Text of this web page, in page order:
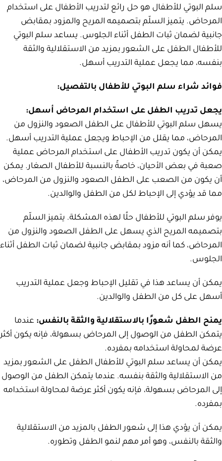
سلم البوتي للأطفال هو حل رائع لتدريب الأطفال على استخدام
المرحاض. يتميز السلّم بتصميمه المريح والمزود بمقابض
جانبية لضمان ثبات الطفل أثناء الجلوس. يساعد سلم البوتي
للأطفال الطفل على الشعور بمزيد من الاستقلالية والثقة
بنفسه، مما يجعل عملية التدريب أسهل.
فوائد شراء سلم البوتي للأطفال بالتفصيل:
يجعل تدريب الطفل على استخدام المرحاض أسهل:
يسهل سلم البوتي للأطفال على الطفل الصعود والنزول من
المرحاض، مما يقلل من الإحباط ويجعل عملية التدريب أسهل.
يمكن أن يكون تدريب الأطفال على استخدام المرحاض عملية
صعبة في بعض الأحيان، خاصةً بالنسبة للأطفال الصغار. يمكن
أن يكون من الصعب على الطفل الصعود والنزول من المرحاض،
مما قد يؤدي إلى الإحباط لكل من الطفل والوالدين.
يوفر سلم البوتي للأطفال حلًا لهذه المشكلة. يتميز السلّم
بتصميمه المريح الذي يسهل على الطفل الصعود والنزول من
المرحاض، كما أنه مزود بمقابض جانبية لضمان ثبات الطفل أثناء
الجلوس.
يمكن أن يساعد هذا في تقليل الإحباط وجعل عملية التدريب
أسهل على كل من الطفل والوالدين.
يمنح الطفل شعورًا بالاستقلالية والثقة بالنفس: عندما
يتمكن الطفل من الوصول إلى المرحاض بسهولة، فإنه يكون أكثر
عرضة لمحاولة استخدامه بمفرده.
يمكن أن يساعد سلم البوتي للأطفال الطفل على الشعور بمزيد
من الاستقلالية والثقة بنفسه. عندما يتمكن الطفل من الوصول
إلى المرحاض بسهولة، فإنه يكون أكثر عرضة لمحاولة استخدامه
بمفرده.
يمكن أن يؤدي هذا إلى شعور الطفل بالمزيد من الاستقلالية
والثقة بالنفس، وهو أمر مهم لنمو الطفل وتطوره.